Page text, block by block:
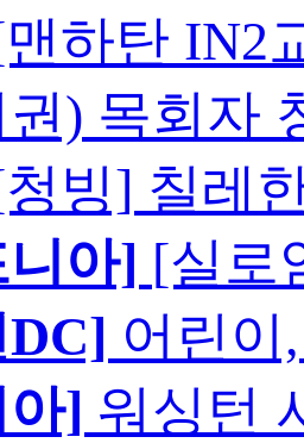
하탄 IN2
) 목회자
빙] 칠레
아] [실로
어린이
] 워싱턴